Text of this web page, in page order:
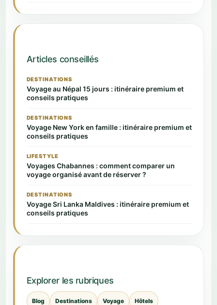
Articles conseillés
DESTINATIONS
Voyage au Népal 15 jours : itinéraire premium et
conseils pratiques
DESTINATIONS
Voyage New York en famille : itinéraire premium et
conseils pratiques
LIFESTYLE
Voyages Chabannes : comment comparer un
voyage organisé avant de réserver ?
DESTINATIONS
Voyage Sri Lanka Maldives : itinéraire premium et
conseils pratiques
Explorer les rubriques
Blog Destinations Voyage Hôtels